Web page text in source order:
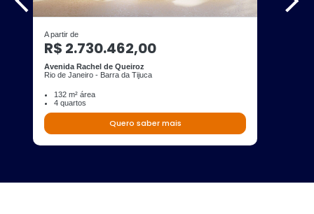
A partir de
R$ 2.730.462,00
Avenida Rachel de Queiroz
Rio de Janeiro - Barra da Tijuca
132 m² área
4 quartos
Quero saber mais